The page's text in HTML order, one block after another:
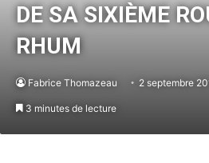
DE SA SIXIÈME
RHUM
Fabrice Thomazeau 2 septembre
3 minutes de lecture